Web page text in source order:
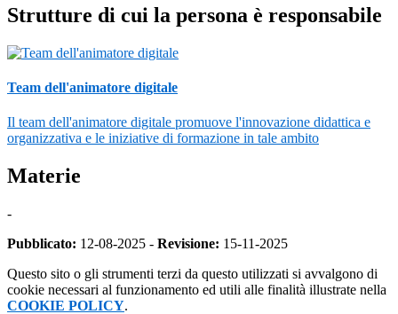
Strutture di cui la persona è responsabile
Team dell'animatore digitale
Il team dell'animatore digitale promuove l'innovazione didattica e
organizzativa e le iniziative di formazione in tale ambito
Materie
-
Pubblicato: 12-08-2025 - Revisione: 15-11-2025
Questo sito o gli strumenti terzi da questo utilizzati si avvalgono di
cookie necessari al funzionamento ed utili alle finalità illustrate nella
COOKIE POLICY.